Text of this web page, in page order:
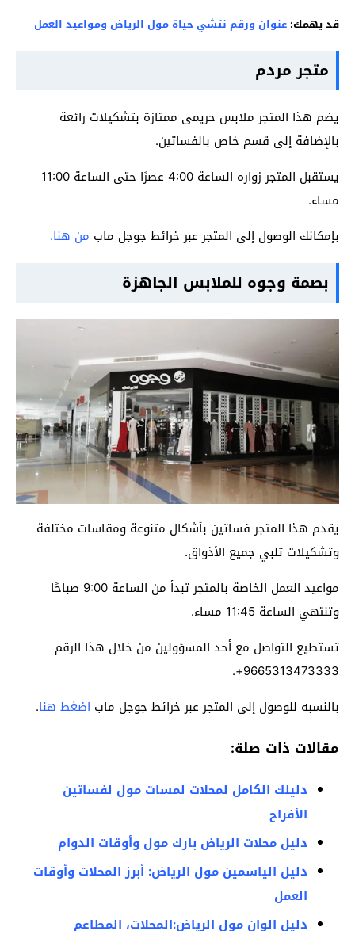
قد يهمك: عنوان ورقم نتشي حياة مول الرياض ومواعيد العمل
متجر مردم
يضم هذا المتجر ملابس حريمى ممتازة بتشكيلات رائعة
بالإضافة إلى قسم خاص بالفساتين.
يستقبل المتجر زواره الساعة 4:00 عصرًا حتى الساعة 11:00
مساء.
بإمكانك الوصول إلى المتجر عبر خرائط جوجل ماب من هنا.
بصمة وجوه للملابس الجاهزة
يقدم هذا المتجر فساتين بأشكال متنوعة ومقاسات مختلفة
وتشكيلات تلبي جميع الأذواق.
مواعيد العمل الخاصة بالمتجر تبدأ من الساعة 9:00 صباحًا
وتنتهي الساعة 11:45 مساء.
تستطيع التواصل مع أحد المسؤولين من خلال هذا الرقم
9665313473333+.
بالنسبه للوصول إلى المتجر عبر خرائط جوجل ماب اضغط هنا.
مقالات ذات صلة:
دليلك الكامل لمحلات لمسات مول لفساتين
الأفراح
دليل محلات الرياض بارك مول وأوقات الدوام
دليل الياسمين مول الرياض: أبرز المحلات وأوقات
العمل
دليل الوان مول الرياض:المحلات، المطاعم